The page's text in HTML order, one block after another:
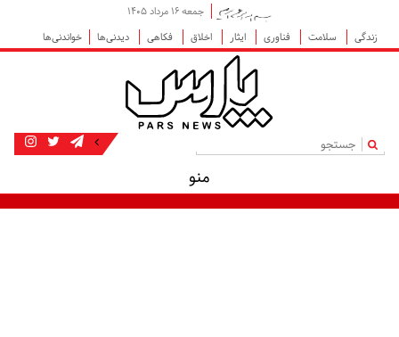
جمعه ۱۶ مرداد ۱۴۰۵
زندگی
سلامت فناوری ایثار اخلاق فکاهی دیدنی‌ها خواندنی‌ها
|
منو